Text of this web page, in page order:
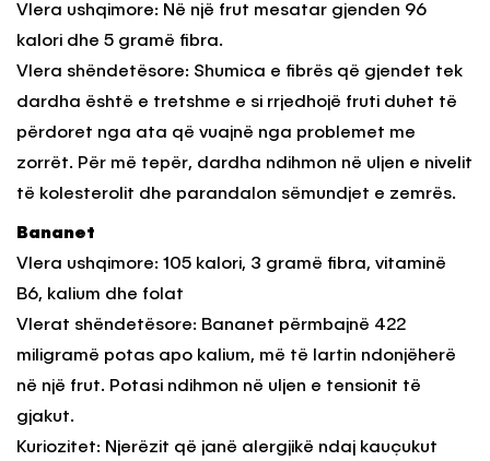
Vlera ushqimore: Në një frut mesatar gjenden 96
kalori dhe 5 gramë fibra.
Vlera shëndetësore: Shumica e fibrës që gjendet tek
dardha është e tretshme e si rrjedhojë fruti duhet të
përdoret nga ata që vuajnë nga problemet me
zorrët. Për më tepër, dardha ndihmon në uljen e nivelit
të kolesterolit dhe parandalon sëmundjet e zemrës.
Bananet
Vlera ushqimore: 105 kalori, 3 gramë fibra, vitaminë
B6, kalium dhe folat
Vlerat shëndetësore: Bananet përmbajnë 422
miligramë potas apo kalium, më të lartin ndonjëherë
në një frut. Potasi ndihmon në uljen e tensionit të
gjakut.
Kuriozitet: Njerëzit që janë alergjikë ndaj kauçukut